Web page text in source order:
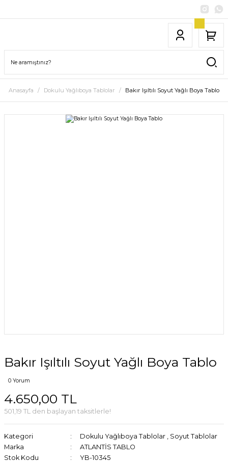
Anasayfa Dokulu Yağlıboya Tablolar Bakır Işıltılı Soyut Yağlı Boya Tablo
Bakır Işıltılı Soyut Yağlı Boya Tablo
0 Yorum
4.650,00 TL
501,19 TL den başlayan taksitlerle!
Kategori Dokulu Yağlıboya Tablolar , Soyut Tablolar
Marka
ATLANTİS TABLO
Stok Kodu
YB-10345